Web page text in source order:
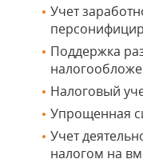
Учет
Поддержка
Налоговый
Упрощенная
Учет
налогом на